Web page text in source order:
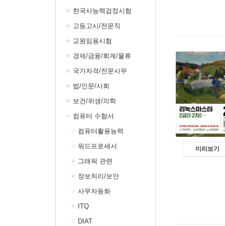
한국사능력검정시험
고등고시/전문직
교원임용시험
경제/금융/회계/물류
국가자격/전문사무
법/인문/사회
보건/위생/의학
컴퓨터 수험서
컴퓨터활용능력
워드프로세서
그래픽 관련
정보처리/보안
사무자동화
ITQ
DIAT
미리보기